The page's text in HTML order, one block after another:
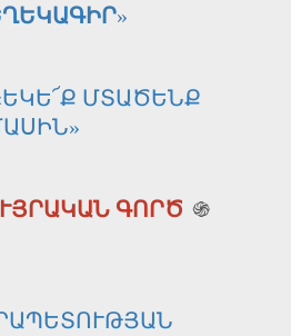
»
«ԵԿԵ՜Ք ՄՏԱԾԵՆՔ
ԳՈՐԾ ֍